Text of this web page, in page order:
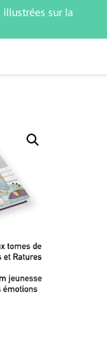
illustrées sur la